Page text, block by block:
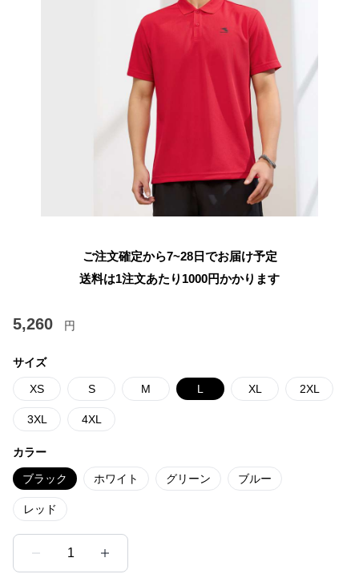
ご注文確定から7~28日でお届け予定
送料は1注文あたり 1000円かかります
5,260 円
サイズ
XS S M L XL 2XL
3XL 4XL
カラー
ブラック ホワイト グリーン ブルー
レッド
1